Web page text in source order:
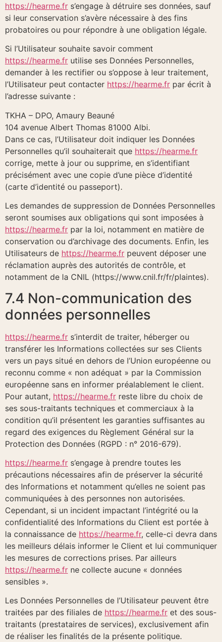
https://hearme.fr s’engage à détruire ses données, sauf
si leur conservation s’avère nécessaire à des fins
probatoires ou pour répondre à une obligation légale.
Si l’Utilisateur souhaite savoir comment
https://hearme.fr utilise ses Données Personnelles,
demander à les rectifier ou s’oppose à leur traitement,
l’Utilisateur peut contacter https://hearme.fr par écrit à
l’adresse suivante :
TKHA – DPO, Amaury Beauné
104 avenue Albert Thomas 81000 Albi.
Dans ce cas, l’Utilisateur doit indiquer les Données
Personnelles qu’il souhaiterait que https://hearme.fr
corrige, mette à jour ou supprime, en s’identifiant
précisément avec une copie d’une pièce d’identité
(carte d’identité ou passeport).
Les demandes de suppression de Données Personnelles
seront soumises aux obligations qui sont imposées à
https://hearme.fr par la loi, notamment en matière de
conservation ou d’archivage des documents. Enfin, les
Utilisateurs de https://hearme.fr peuvent déposer une
réclamation auprès des autorités de contrôle, et
notamment de la CNIL (https://www.cnil.fr/fr/plaintes).
7.4 Non-communication des
données personnelles
https://hearme.fr s’interdit de traiter, héberger ou
transférer les Informations collectées sur ses Clients
vers un pays situé en dehors de l’Union européenne ou
reconnu comme « non adéquat » par la Commission
européenne sans en informer préalablement le client.
Pour autant, https://hearme.fr reste libre du choix de
ses sous-traitants techniques et commerciaux à la
condition qu’il présentent les garanties suffisantes au
regard des exigences du Règlement Général sur la
Protection des Données (RGPD : n° 2016-679).
https://hearme.fr s’engage à prendre toutes les
précautions nécessaires afin de préserver la sécurité
des Informations et notamment qu’elles ne soient pas
communiquées à des personnes non autorisées.
Cependant, si un incident impactant l’intégrité ou la
confidentialité des Informations du Client est portée à
la connaissance de https://hearme.fr, celle-ci devra dans
les meilleurs délais informer le Client et lui communiquer
les mesures de corrections prises. Par ailleurs
https://hearme.fr ne collecte aucune « données
sensibles ».
Les Données Personnelles de l’Utilisateur peuvent être
traitées par des filiales de https://hearme.fr et des sous-
traitants (prestataires de services), exclusivement afin
de réaliser les finalités de la présente politique.